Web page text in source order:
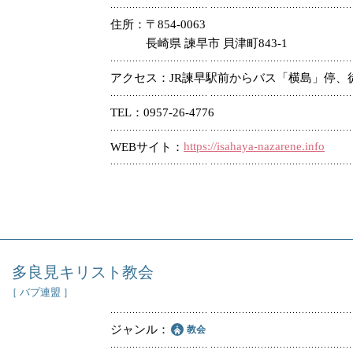
住所
〒854-0063
長崎県 諫早市 貝津町843-1
アクセス JR諫早駅前からバス「横島」停、
TEL 0957-26-4776
WEBサイト https://isahaya-nazarene.info
多良見キリスト教会
［ バプ連盟 ］
ジャンル 教会